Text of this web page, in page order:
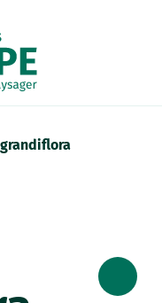
grandiflora